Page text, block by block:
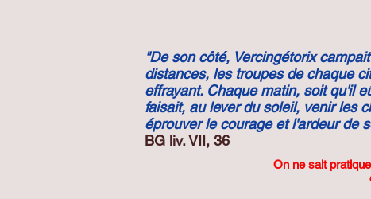
"De son côté, Vercingétorix
distances, les troupes de chaque
effrayant. Chaque matin, soit qu'il
faisait, au lever du soleil, venir les
éprouver le courage et l'ardeur de
BG liv. VII, 36
On ne sait